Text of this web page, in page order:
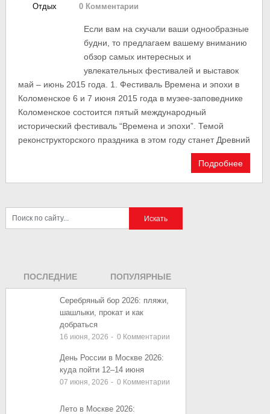
Отдых 0 Комментарии
Если вам на скучали ваши однообразные
будни, то предлагаем вашему вниманию
обзор самых интересных и
увлекательных фестивалей и выставок
май – июнь 2015 года. 1. Фестиваль Времена и эпохи в
Коломенское 6 и 7 июня 2015 года в музее-заповеднике
Коломенское состоится пятый международный
исторический фестиваль “Времена и эпохи”. Темой
реконструкторского праздника в этом году станет Древний
Подробнее
ПОСЛЕДНИЕ
ЗАПИСИ
ПОПУЛЯРНЫЕ
ЗАПИСИ
Серебряный бор 2026: пляжи,
шашлыки, прокат и как
добраться
16 июня, 2026 - 0 Комментарии
День России в Москве 2026:
куда пойти 12–14 июня
07 июня, 2026 - 0 Комментарии
Лето в Москве 2026: